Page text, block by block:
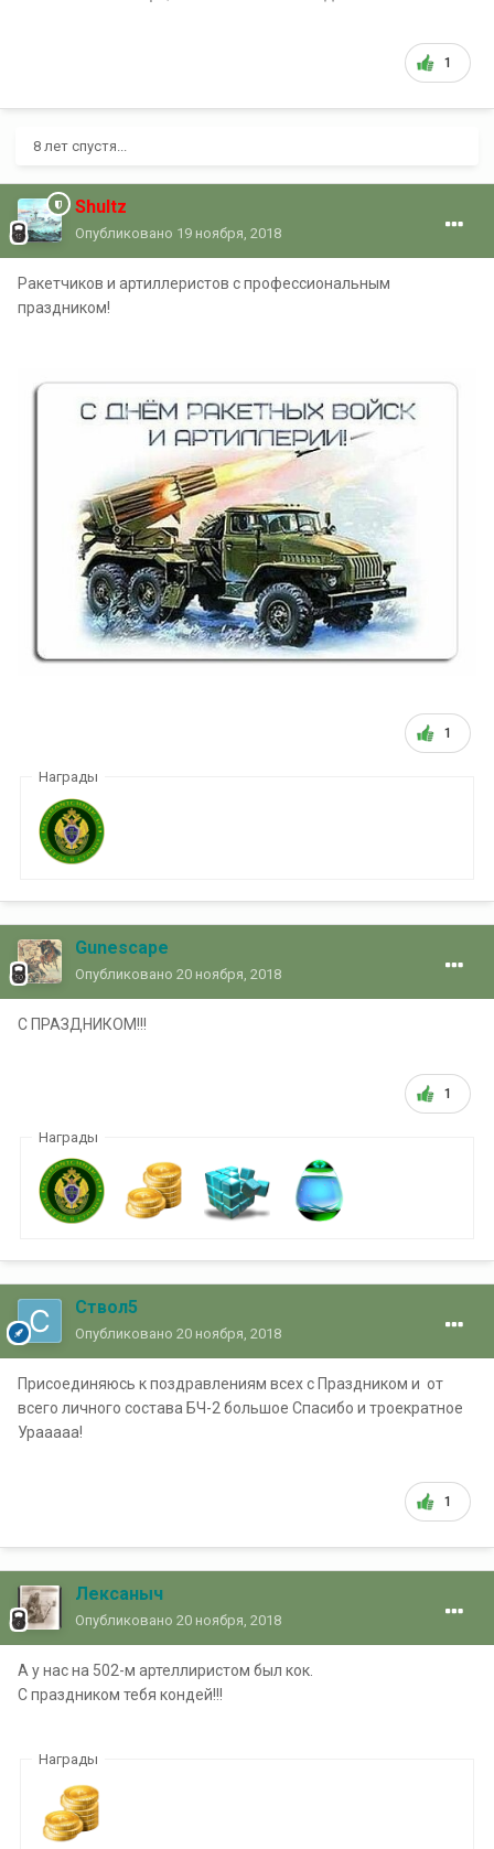
1
8 лет спустя...
Shultz
Опубликовано 19 ноября, 2018
Ракетчиков и артиллеристов с профессиональным
праздником!
1
Награды
Gunescape
Опубликовано 20 ноября, 2018
С ПРАЗДНИКОМ!!!
1
Награды
Ствол5
Опубликовано 20 ноября, 2018
Присоединяюсь к поздравлениям всех с Праздником и от
всего личного состава БЧ-2 большое Спасибо и троекратное
Урааааа!
1
Лексаныч
Опубликовано 20 ноября, 2018
А у нас на 502-м артеллиристом был кок.
С праздником тебя кондей!!!
Награды